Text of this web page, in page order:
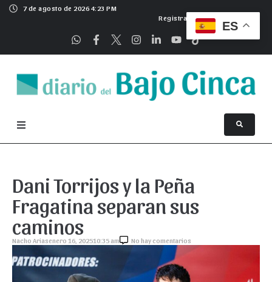
7 de agosto de 2026 4:23 PM
Registrarse
Dani Torrijos y la Peña
Fragatina separan sus
caminos
Nacho Ariasenero 16, 202510:35 am No hay comentarios
ES